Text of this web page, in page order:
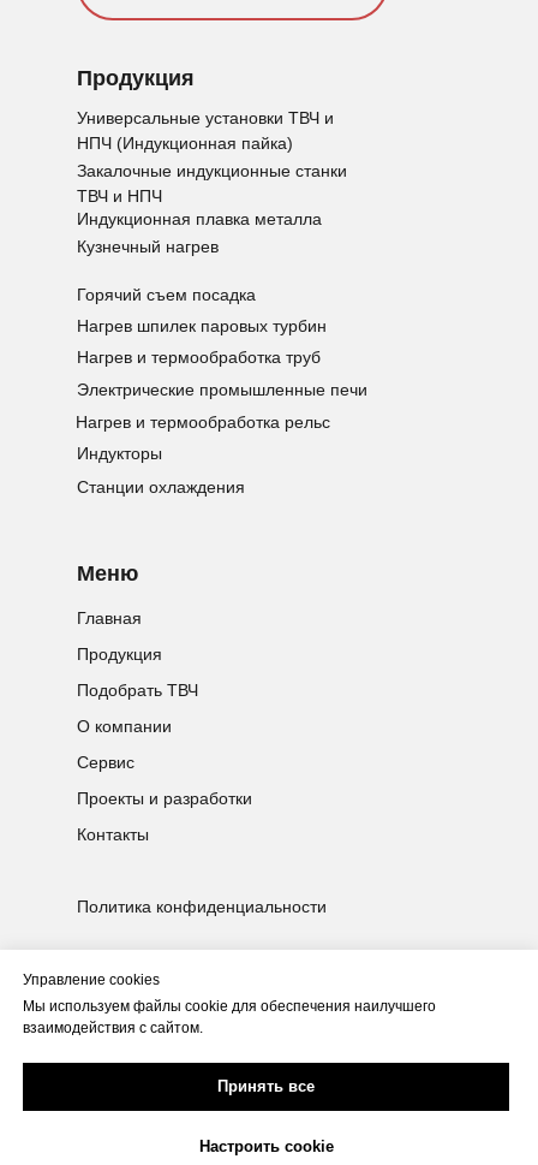
© 2025 НПК ООО «Магнит М»
ОГРН 1177031067840 / ИНН 7017420503
1
Политика конфиденциальности
Продукция
Универсальные установки ТВЧ и
НПЧ (Индукционная пайка)
Закалочные индукционные станки
ТВЧ и НПЧ
Индукционная плавка металла
Кузнечный нагрев
Индукторы
Станции охлаждения
Горячий съем посадка
Нагрев шпилек паровых турбин
Нагрев и термообработка труб
Электрические промышленные печи
Нагрев и термообработка рельс
Сервис
Меню
Главная
Продукция
Подобрать ТВЧ
О компании
Проекты и разработки
Контакты
Проект поддержан грантом от
Фонда содействия инновациям
Fasie.ru
Управление cookies
Мы используем файлы cookie для обеспечения наилучшего
взаимодействия с сайтом.
Принять все
Настроить cookie